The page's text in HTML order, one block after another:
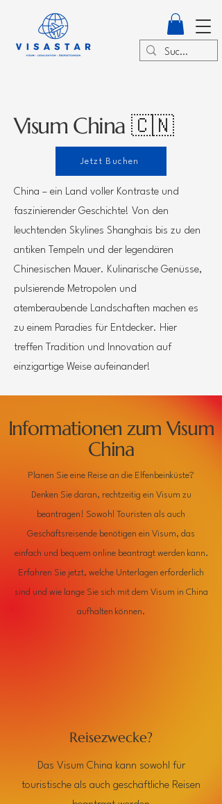
Visum China 🇨🇳
Jetzt Buchen
China – ein Land voller Kontraste und
faszinierender Geschichte! Von den
leuchtenden Skylines Shanghais bis zu den
antiken Tempeln und der legendären
Chinesischen Mauer. Kulinarische Genüsse,
pulsierende Metropolen und
atemberaubende Landschaften machen es
zu einem Paradies für Entdecker. Hier
treffen Tradition und Innovation auf
einzigartige Weise aufeinander!
Informationen zum Visum
China
Planen Sie eine Reise an die Elfenbeinküste?
Denken Sie daran, rechtzeitig ein Visum zu
beantragen! Sowohl Touristen als auch
Geschäftsreisende benötigen ein Visum, das
einfach und bequem online beantragt werden kann.
Erfahren Sie jetzt, welche Unterlagen erforderlich
sind und wie lange Sie sich mit dem Visum in China
aufhalten können.
Reisezwecke?
Das Visum China kann sowohl für
touristische als auch geschäftliche Reisen